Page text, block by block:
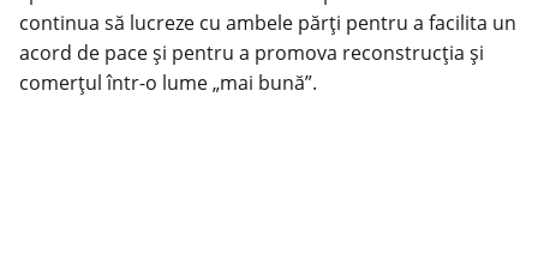
continua să lucreze cu ambele părți pentru a facilita un
acord de pace și pentru a promova reconstrucția și
comerțul într-o lume „mai bună”.